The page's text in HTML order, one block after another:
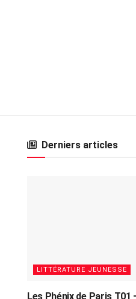
Derniers articles
LITTÉRATURE JEUNESSE
Les Phénix de Paris T01